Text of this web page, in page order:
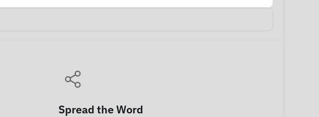
Spread the Word